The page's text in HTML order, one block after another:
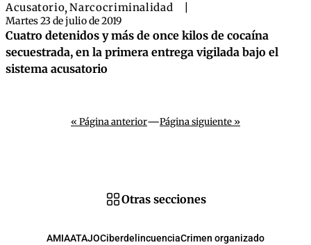
Acusatorio,Narcocriminalidad
Martes 23 de julio de 2019
Cuatro detenidos y más de once kilos de cocaína
secuestrada, en la primera entrega vigilada bajo el
sistema acusatorio
« Página anterior—Página siguiente »
Otras secciones
AMIAATAJOCiberdelincuenciaCrimen organizado